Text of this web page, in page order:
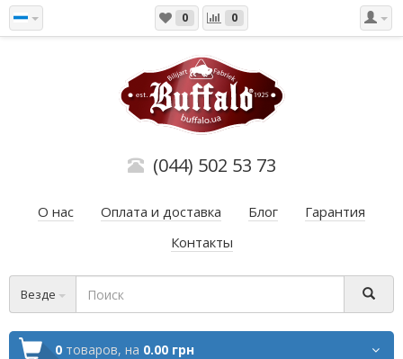
0 0
(044) 502 53 73
О нас Оплата и доставка Блог
Гарантия
Контакты
Везде
0 товаров, на 0.00 грн